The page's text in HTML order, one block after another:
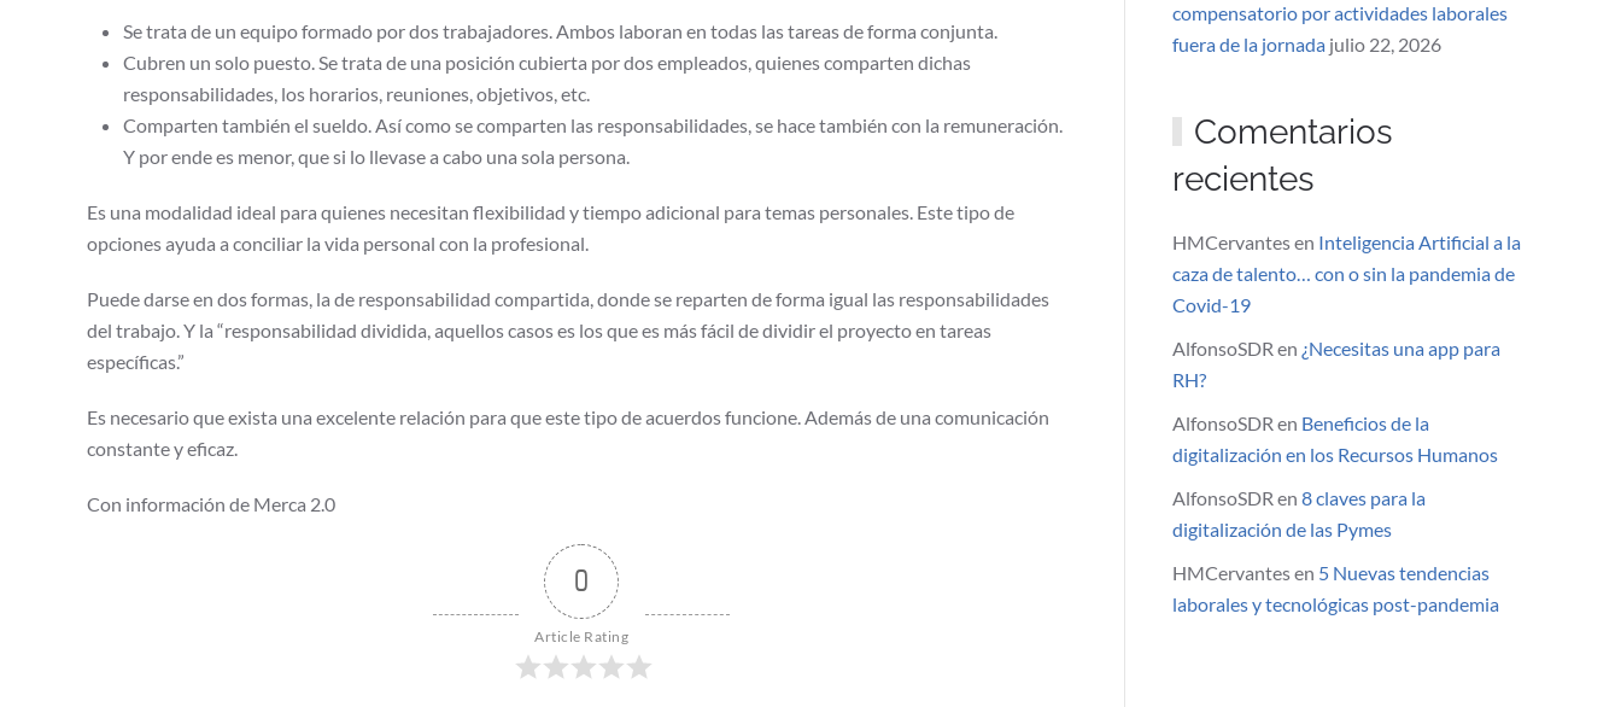
Se trata de un equipo formado por dos trabajadores. Ambos laboran en todas las tareas de forma conjunta.
Cubren un solo puesto. Se trata de una posición cubierta por dos empleados, quienes comparten dichas
responsabilidades, los horarios, reuniones, objetivos, etc.
Comparten también el sueldo. Así como se comparten las responsabilidades, se hace también con la remuneración.
Y por ende es menor, que si lo llevase a cabo una sola persona.
Es una modalidad ideal para quienes necesitan flexibilidad y tiempo adicional para temas personales. Este tipo de
opciones ayuda a conciliar la vida personal con la profesional.
Puede darse en dos formas, la de responsabilidad compartida, donde se reparten de forma igual las responsabilidades
del trabajo. Y la “responsabilidad dividida, aquellos casos es los que es más fácil de dividir el proyecto en tareas
específicas.”
Es necesario que exista una excelente relación para que este tipo de acuerdos funcione. Además de una comunicación
constante y eficaz.
Con información de Merca 2.0
0
Article Rating
compensatorio por actividades laborales
fuera de la jornada julio 22, 2026
Comentarios
recientes
HMCervantesen Inteligencia Artificial a la
caza de talento… con o sin la pandemia de
Covid-19
AlfonsoSDR en ¿Necesitas una app para
RH?
AlfonsoSDR en Beneficios de la
digitalización en los Recursos Humanos
AlfonsoSDR en 8 claves para la
digitalización de las Pymes
HMCervantesen 5 Nuevas tendencias
laborales y tecnológicas post-pandemia